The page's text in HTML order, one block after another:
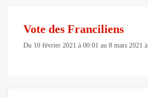
Vote des Franciliens
Du 10 février 2021 à 00:01 au 8 mars 2021 à